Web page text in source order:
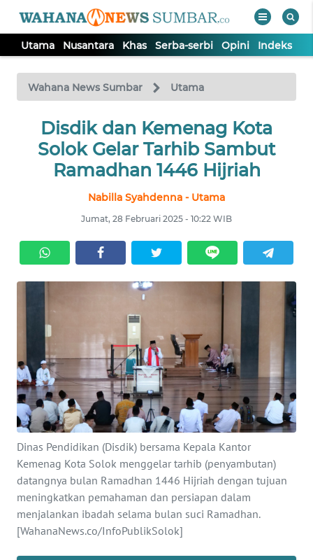
Utama Nusantara Khas Serba-serbi Opini Indeks
Wahana News Sumbar Utama
Disdik dan Kemenag Kota
Solok Gelar Tarhib Sambut
Ramadhan 1446 Hijriah
Nabilla Syahdenna - Utama
Jumat, 28 Februari 2025 - 10:22 WIB
Dinas Pendidikan (Disdik) bersama Kepala Kantor
Kemenag Kota Solok menggelar tarhib (penyambutan)
datangnya bulan Ramadhan 1446 Hijriah dengan tujuan
meningkatkan pemahaman dan persiapan dalam
menjalankan ibadah selama bulan suci Ramadhan.
[WahanaNews.co/InfoPublikSolok]
TV
Tutup
UTAMA
NUSANTARA
SERBA-
SERBI
Informasi
INDEKS
BERITA
KONTAK
KAMI
INFO
IKLAN
TENTANG
KAMI